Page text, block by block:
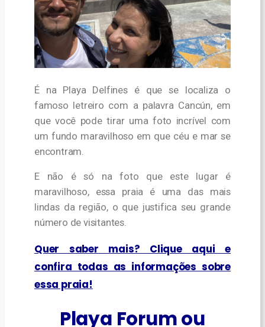
É na Playa Delfines é que se localiza o
famoso letreiro com a palavra Cancún, em
que você pode tirar uma foto incrível com
um fundo maravilhoso em que céu e mar se
encontram.
E não é só na foto que este lugar é
maravilhoso, essa praia é uma das mais
lindas da região, o que justifica seu grande
número de visitantes.
Quer saber mais? Clique aqui e
confira todas as informações sobre
essa praia!
Playa Forum ou